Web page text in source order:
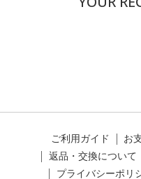
ご利用ガイド お
返品・交換について
プライバシーポリ